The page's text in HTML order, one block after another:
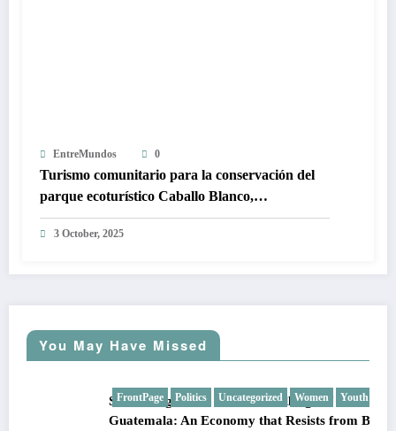
EntreMundos 0
Turismo comunitario para la conservación del
parque ecoturístico Caballo Blanco,
Totonicapán
3 October, 2025
You May Have Missed
Politics Uncategorized Women Youth
SMEs, Migration, and the Challenge of Informality in
Guatemala: An Economy that Resists from Below